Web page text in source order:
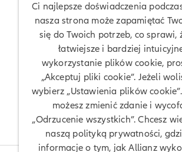
Ci najlepsze doświadczenia
nasza strona może zapamiętać
się do Twoich potrzeb, co sprawi,
łatwiejsze i bardziej
wykorzystanie plików cookie,
„Akceptuj pliki cookie”. Jeżeli
wybierz „Ustawienia plików
możesz zmienić zdanie i
„Odrzucenie wszystkich”. Chcesz
naszą polityką prywatności,
informacje o tym, jak Allianz